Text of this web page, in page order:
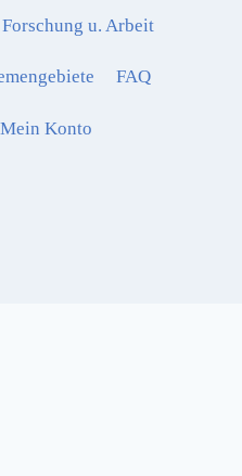
Forschung u. Arbeit
FAQ
Mein Konto